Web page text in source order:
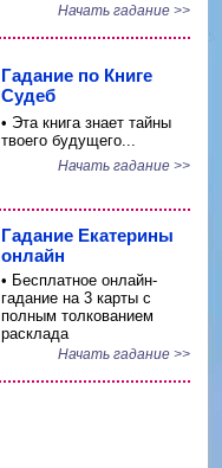
Начать гадание >>
Гадание по Книге
Судеб
• Эта книга знает тайны
твоего будущего...
Начать гадание >>
Гадание Екатерины
онлайн
• Бесплатное онлайн-
гадание на 3 карты с
полным толкованием
расклада
Начать гадание >>